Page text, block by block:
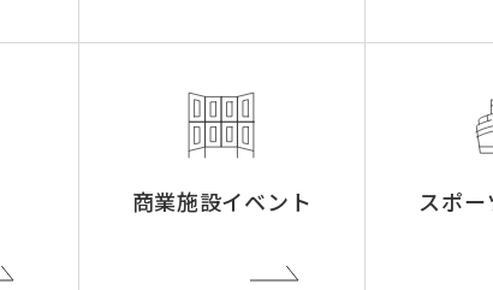
商業施設イベント スポー